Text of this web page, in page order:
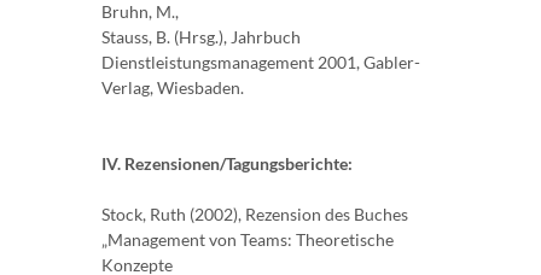
Bruhn, M.,
Stauss, B. (Hrsg.), Jahrbuch
Dienstleistungsmanagement 2001, Gabler-
Verlag, Wiesbaden.
IV. Rezensionen/Tagungsberichte:
Stock, Ruth (2002), Rezension des Buches
„Management von Teams: Theoretische
Konzepte